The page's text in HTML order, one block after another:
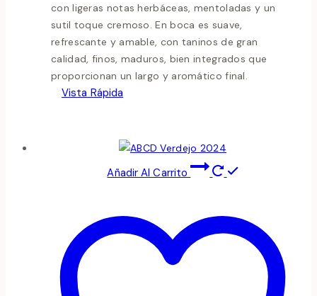
con ligeras notas herbáceas, mentoladas y un
sutil toque cremoso. En boca es suave,
refrescante y amable, con taninos de gran
calidad, finos, maduros, bien integrados que
proporcionan un largo y aromático final.
Vista Rápida
Añadir Al Carrito